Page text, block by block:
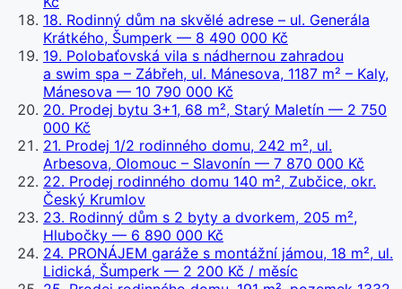
18. Rodinný dům na skvělé adrese – ul. Generála
Krátkého, Šumperk — 8 490 000 Kč
19. Polobaťovská vila s nádhernou zahradou
a swim spa – Zábřeh, ul. Mánesova, 1187 m² – Kaly,
Mánesova — 10 790 000 Kč
20. Prodej bytu 3+1, 68 m², Starý Maletín — 2 750
000 Kč
21. Prodej 1/2 rodinného domu, 242 m², ul.
Arbesova, Olomouc – Slavonín — 7 870 000 Kč
22. Prodej rodinného domu 140 m², Zubčice, okr.
Český Krumlov
23. Rodinný dům s 2 byty a dvorkem, 205 m²,
Hlubočky — 6 890 000 Kč
24. PRONÁJEM garáže s montážní jámou, 18 m², ul.
Lidická, Šumperk — 2 200 Kč / měsíc